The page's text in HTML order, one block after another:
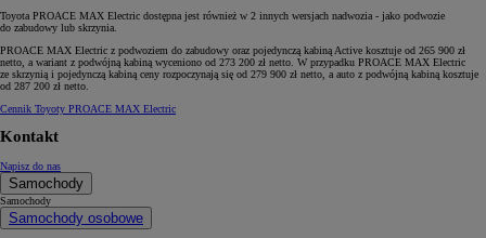
Toyota PROACE MAX Electric dostępna jest również w 2 innych wersjach nadwozia - jako podwozie
do zabudowy lub skrzynia.
PROACE MAX Electric z podwoziem do zabudowy oraz pojedynczą kabiną Active kosztuje od 265 900 zł
netto, a wariant z podwójną kabiną wyceniono od 273 200 zł netto. W przypadku PROACE MAX Electric
ze skrzynią i pojedynczą kabiną ceny rozpoczynają się od 279 900 zł netto, a auto z podwójną kabiną kosztuje
od 287 200 zł netto.
Cennik Toyoty PROACE MAX Electric
Kontakt
Napisz do nas
Samochody
Samochody
Samochody osobowe